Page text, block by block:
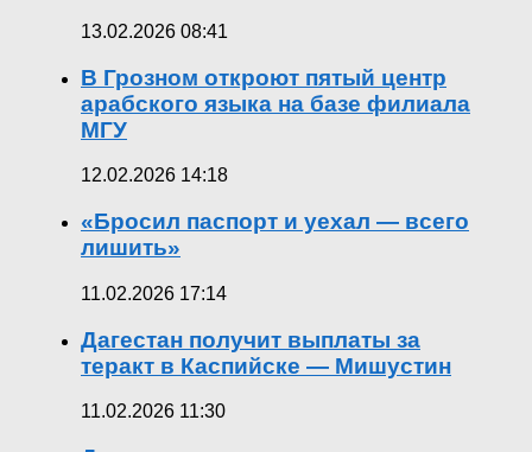
13.02.2026 08:41
В Грозном откроют пятый центр
арабского языка на базе филиала
МГУ
12.02.2026 14:18
«Бросил паспорт и уехал — всего
лишить»
11.02.2026 17:14
Дагестан получит выплаты за
теракт в Каспийске — Мишустин
11.02.2026 11:30